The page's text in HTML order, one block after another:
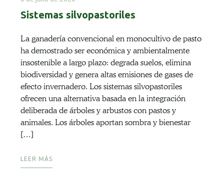
Sistemas silvopastoriles
La ganadería convencional en monocultivo de pasto
ha demostrado ser económica y ambientalmente
insostenible a largo plazo: degrada suelos, elimina
biodiversidad y genera altas emisiones de gases de
efecto invernadero. Los sistemas silvopastoriles
ofrecen una alternativa basada en la integración
deliberada de árboles y arbustos con pastos y
animales. Los árboles aportan sombra y bienestar
[…]
LEER MÁS